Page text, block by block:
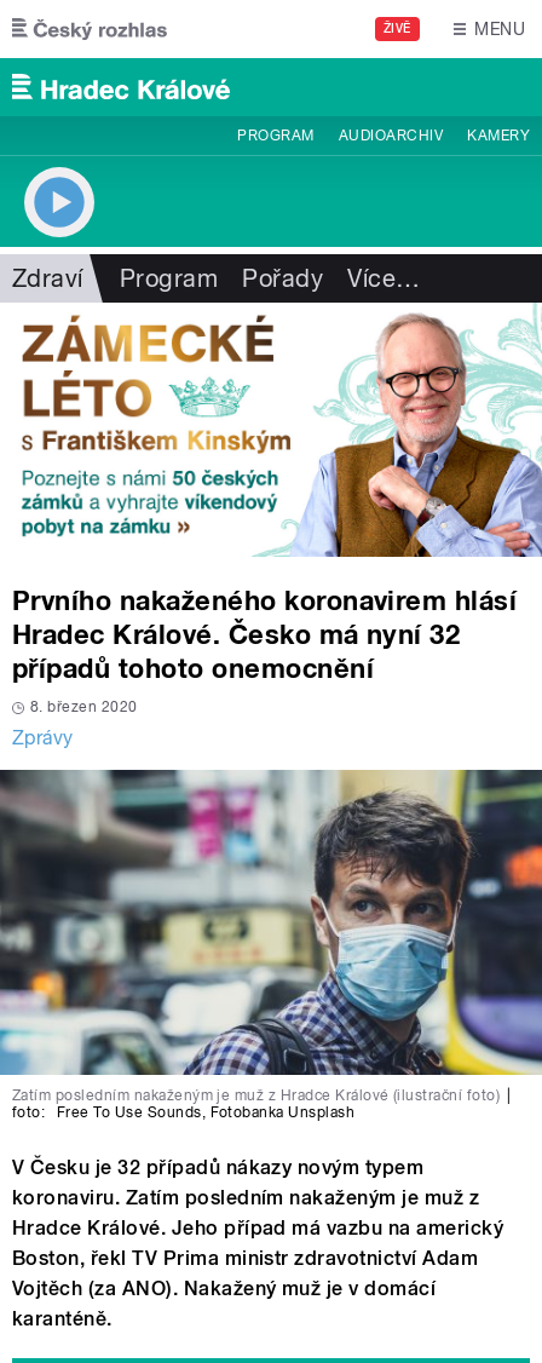
Přejít k hlavnímu obsahu
ŽIVĚ MENU
PROGRAM AUDIOARCHIV KAMERY
Zdraví Program Pořady Více…
Prvního nakaženého koronavirem hlásí
Hradec Králové. Česko má nyní 32
případů tohoto onemocnění
8. březen 2020
Zprávy
Zatím posledním nakaženým je muž z Hradce Králové (ilustrační foto)
foto:
Free To Use Sounds, Fotobanka Unsplash
V Česku je 32 případů nákazy novým typem
koronaviru. Zatím posledním nakaženým je muž z
Hradce Králové. Jeho případ má vazbu na americký
Boston, řekl TV Prima ministr zdravotnictví Adam
Vojtěch (za ANO). Nakažený muž je v domácí
karanténě.